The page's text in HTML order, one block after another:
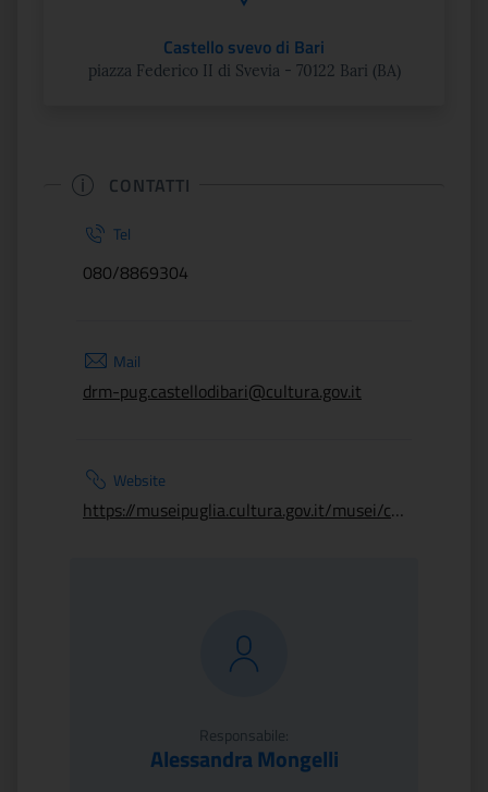
Castello svevo di Bari
piazza Federico II di Svevia - 70122 Bari (BA)
CONTATTI
Tel
080/8869304
Mail
drm-pug.castellodibari@cultura.gov.it
Website
https://museipuglia.cultura.gov.it/musei/castello-svevo-di-bari/
Responsabile:
Alessandra Mongelli